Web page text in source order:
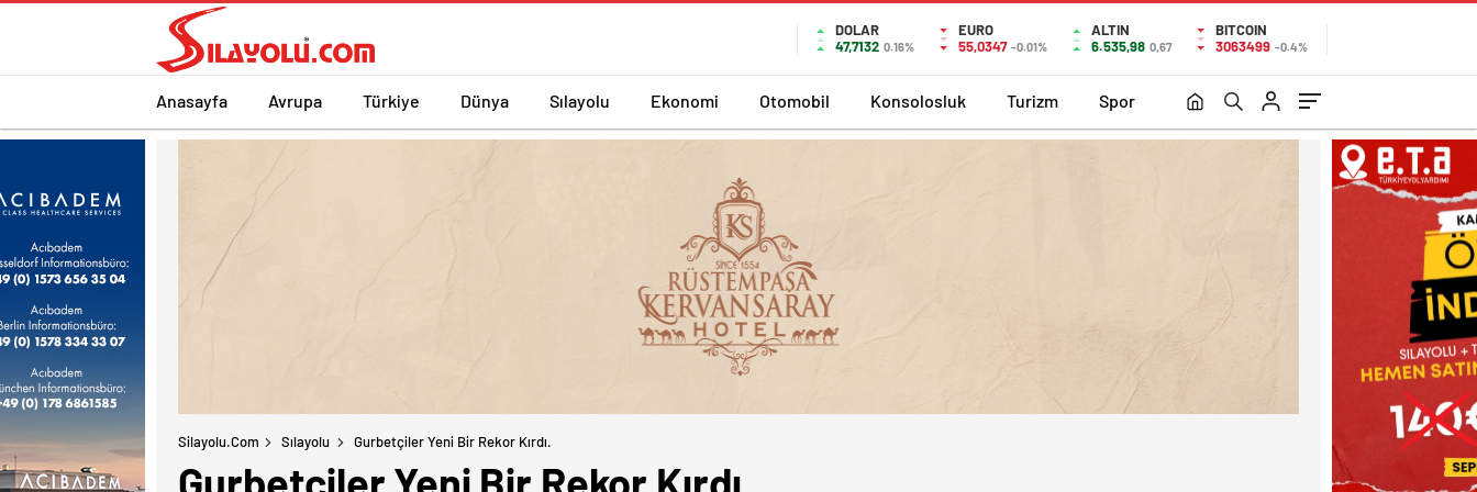
DOLAR
47,7132 0.16%
EURO
55,0347 -0.01%
ALTIN
6.535,98 0,67
BITCOIN
3063499 -0.4%
Anasayfa Avrupa Türkiye Dünya Sılayolu Ekonomi Otomobil Konsolosluk Turizm Spor
Silayolu.com Sılayolu Gurbetçiler Yeni Bir Rekor Kırdı.